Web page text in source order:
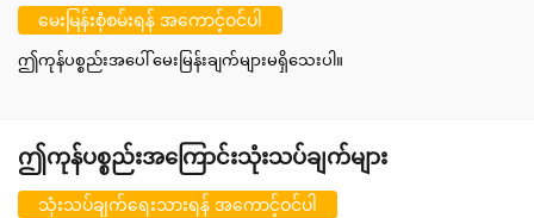
မေးမြန်းစုံစမ်းရန် အကောင့်ဝင်ပါ
ဤကုန်ပစ္စည်းအပေါ် မေးမြန်းချက်များမရှိသေးပါ။
ဤကုန်ပစ္စည်းအကြောင်းသုံးသပ်ချက်များ
သုံးသပ်ချက်ရေးသားရန် အကောင့်ဝင်ပါ